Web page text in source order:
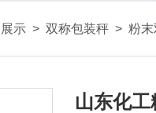
示 > 双称包装秤 > 粉
山东化